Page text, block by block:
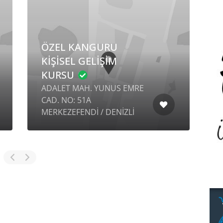
ÖZEL KANGURU
KİŞİSEL GELİŞİM
KURSU
ADALET MAH. YUNUS EMRE
CAD. NO: 51A
MERKEZEFENDİ / DENİZLİ